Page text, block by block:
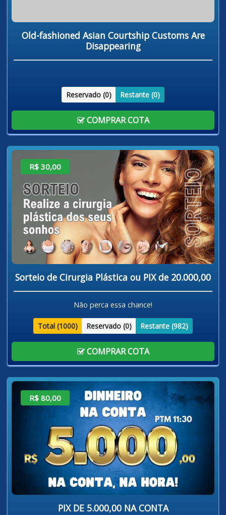
Old-fashioned Asian Courtship Customs Are
Disappearing
Reservado (0) Restante (0)
COMPRAR COTA
R$ 30,00
Sorteio de Cirurgia Plástica ou PIX de 20.000,00
Não perca essa chance!
Total (1000) Reservado (0) Restante (982)
COMPRAR COTA
R$ 80,00
PIX DE 5.000,00 NA CONTA